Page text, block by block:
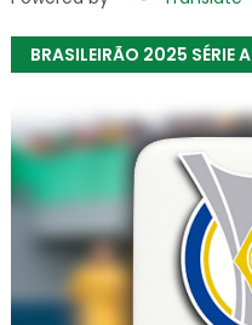
BRASILEIRÃO 2025 SÉRIE A